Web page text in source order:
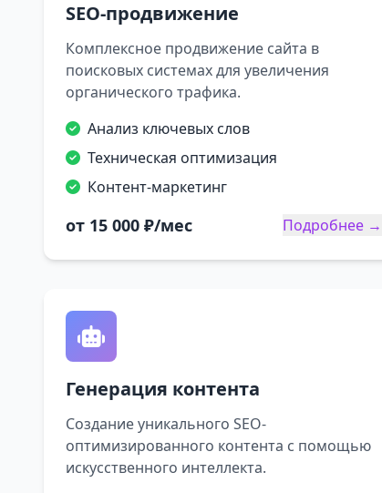
SEO-продвижение
Комплексное продвижение сайта в
поисковых системах для увеличения
органического трафика.
Анализ ключевых слов
Техническая оптимизация
Контент-маркетинг
от 15 000 ₽/мес Подробнее →
Генерация контента
Создание уникального SEO-
оптимизированного контента с помощью
искусственного интеллекта.